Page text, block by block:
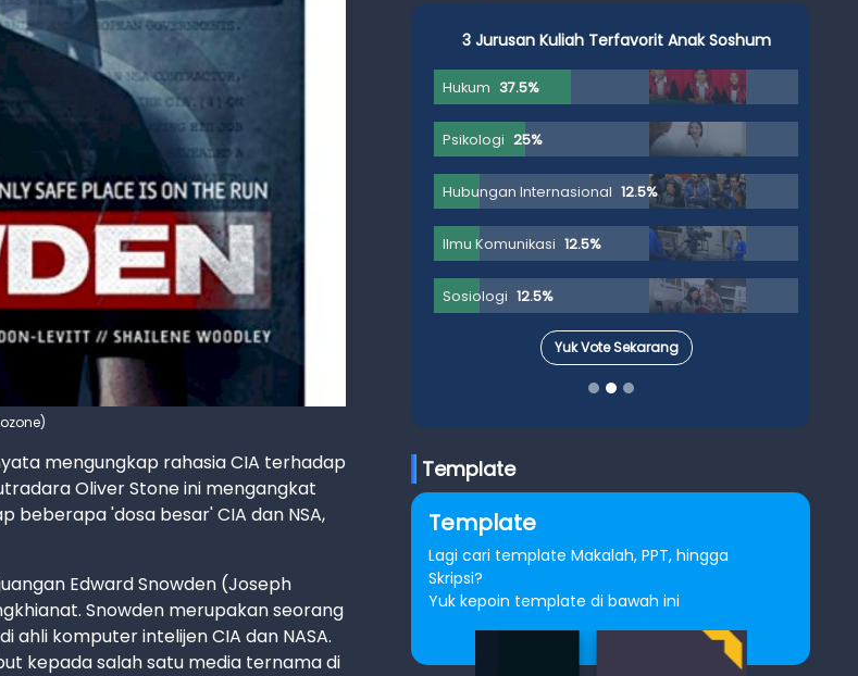
mengungkap rahasia CIA terhadap
Oliver Stone ini mengangkat
beberapa 'dosa besar' CIA dan NSA,
Edward Snowden (Joseph
Snowden merupakan seorang
komputer intelijen CIA dan NASA.
kepada salah satu media ternama di
3 Jurusan Kuliah Terfavorit Anak Soshum
Hukum 37.5%
Psikologi 25%
Hubungan Internasional 12.5%
Ilmu Komunikasi 12.5%
Sosiologi 12.5%
Yuk Vote Sekarang
Template
Template
Lagi cari template Makalah, PPT, hingga
Skripsi?
Yuk kepoin template di bawah ini